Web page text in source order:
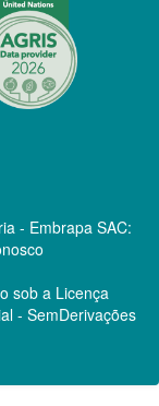
- Embrapa SAC:
sob a Licença
- SemDerivações